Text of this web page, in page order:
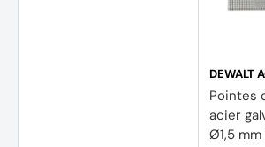
DEWALT
Pointes
acier
Ø1,5 mm